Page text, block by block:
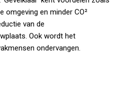
omgeving en minder CO²
van de
Ook wordt het
ondervangen.